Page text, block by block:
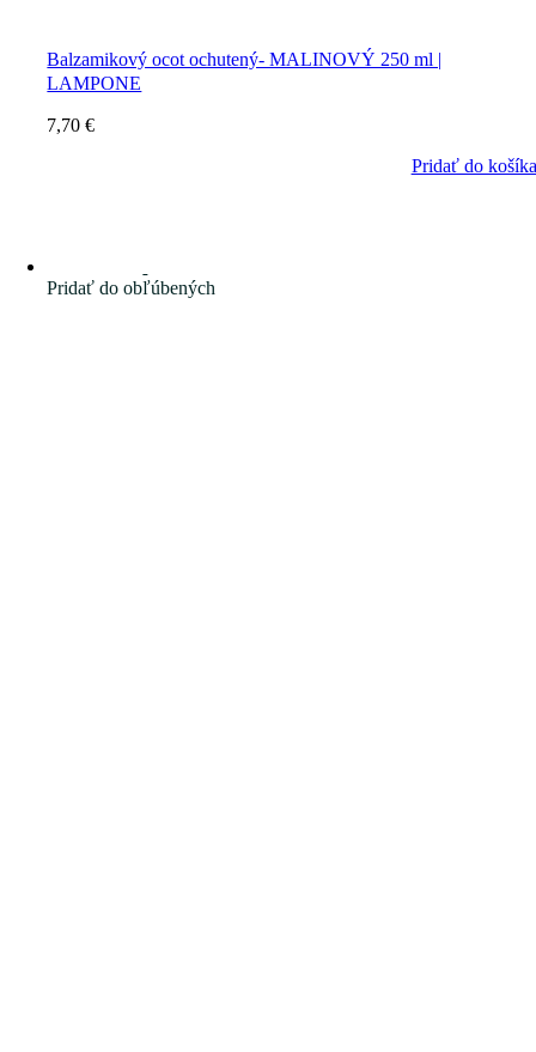
Balzamikový ocot ochutený- MALINOVÝ 250 ml |
LAMPONE
7,70€
Pridať do košíka
Pridať do obľúbených